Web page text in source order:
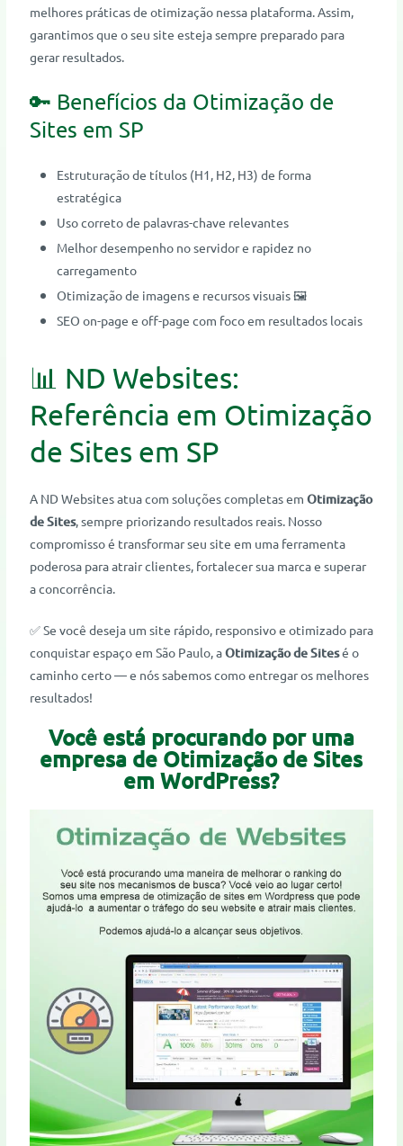
melhores práticas de otimização nessa plataforma. Assim,
garantimos que o seu site esteja sempre preparado para
gerar resultados.
🔑 Benefícios da Otimização de
Sites em SP
Estruturação de títulos (H1, H2, H3) de forma
estratégica
Uso correto de palavras-chave relevantes
Melhor desempenho no servidor e rapidez no
carregamento
Otimização de imagens e recursos visuais 🖼️
SEO on-page e off-page com foco em resultados locais
📊 ND Websites:
Referência em Otimização
de Sites em SP
A ND Websites atua com soluções completas em Otimização
de Sites, sempre priorizando resultados reais. Nosso
compromisso é transformar seu site em uma ferramenta
poderosa para atrair clientes, fortalecer sua marca e superar
a concorrência.
✅ Se você deseja um site rápido, responsivo e otimizado para
conquistar espaço em São Paulo, aOtimização de Sitesé o
caminho certo — e nós sabemos como entregar os melhores
resultados!
Você está procurando por uma
empresa de Otimização de Sites
em WordPress?